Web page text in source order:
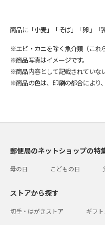
商品に「小麦」「そば」「卵」「
※エビ・カニを除く魚介類（これ
※商品写真はイメージです。
※商品内容として記載されていな
※商品の色は、印刷の都合により
郵便局のネットショップの特
母の日 こどもの日
ストアから探す
切手・はがきストア ギフ